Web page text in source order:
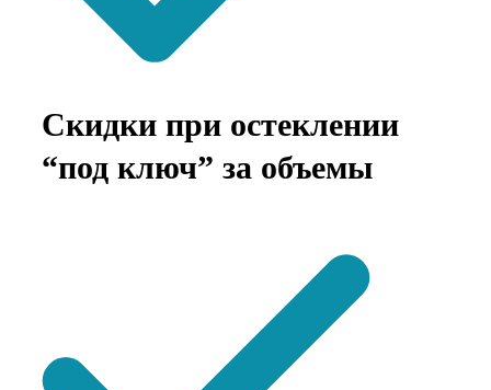
Скидки при остеклении
“под ключ” за объемы